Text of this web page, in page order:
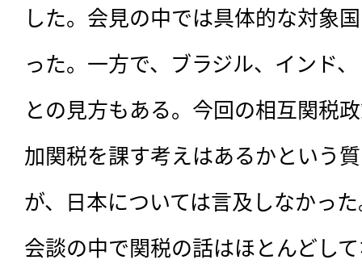
した。会見の中では具体的な対象
った。一方で、ブラジル、インド
との見方もある。今回の相互関税
加関税を課す考えはあるかという
が、日本については言及しなかっ
会談の中で関税の話はほとんどし